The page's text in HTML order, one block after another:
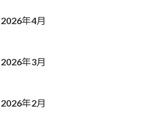
2026年4月
2026年3月
2026年2月